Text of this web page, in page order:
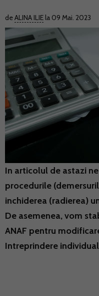
deALINA ILIE la 09 Mai. 2023
In articolul de astazi
procedurile
inchiderea (radierea)
De asemenea, vom
ANAF pentru
Intreprindere